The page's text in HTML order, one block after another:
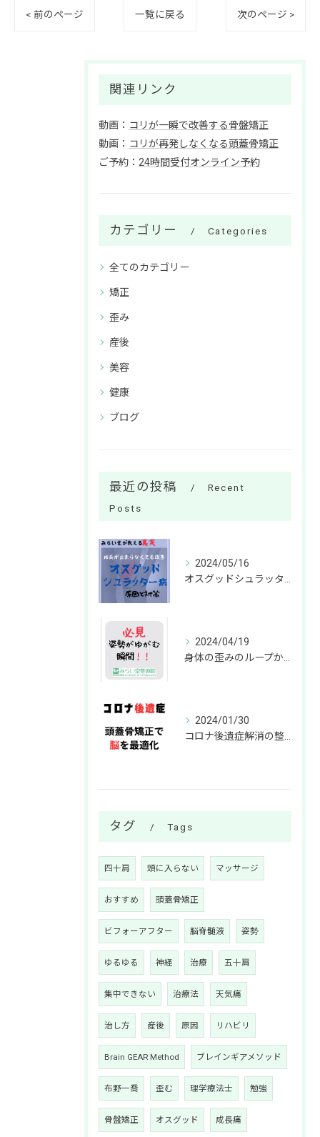
< 前のページ 一覧に戻る 次のページ >
関連リンク
動画： コリが一瞬で改善する骨盤矯正
動画： コリが再発しなくなる頭蓋骨矯正
ご予約： 24時間受付オンライン予約
カテゴリー Categories
全てのカテゴリー
矯正
歪み
産後
美容
健康
ブログ
最近の投稿
Recent
Posts
2024/05/16
2024/04/19
2024/01/30
タグ Tags
四十肩 頭に入らない マッサージ
おすすめ 頭蓋骨矯正
ビフォーアフター 脳脊髄液 姿勢
ゆるゆる 神経 治療 五十肩
集中できない 治療法 天気痛
治し方 産後 原因 リハビリ
Brain GEAR Method ブレインギアメソッド
布野一喬 歪む 理学療法士 勉強
骨盤矯正 オスグッド 成長痛